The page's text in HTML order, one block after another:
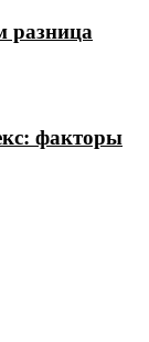
разница
факторы